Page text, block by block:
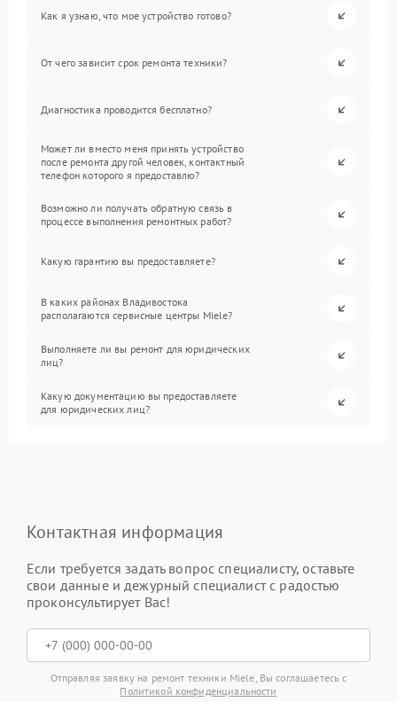
Как я узнаю, что мое устройство готово?
От чего зависит срок ремонта техники?
Диагностика проводится бесплатно?
Может ли вместо меня принять устройство
после ремонта другой человек, контактный
телефон которого я предоставлю?
Возможно ли получать обратную связь в
процессе выполнения ремонтных работ?
Какую гарантию вы предоставляете?
В каких районах Владивостока
располагаются сервисные центры Miele?
Выполняете ли вы ремонт для юридических
лиц?
Какую документацию вы предоставляете
для юридических лиц?
Контактная информация
Если требуется задать вопрос специалисту, оставьте
свои данные и дежурный специалист с радостью
проконсультирует Вас!
Отправляя заявку на ремонт техники Miele, Вы соглашаетесь с
Политикой конфиденциальности